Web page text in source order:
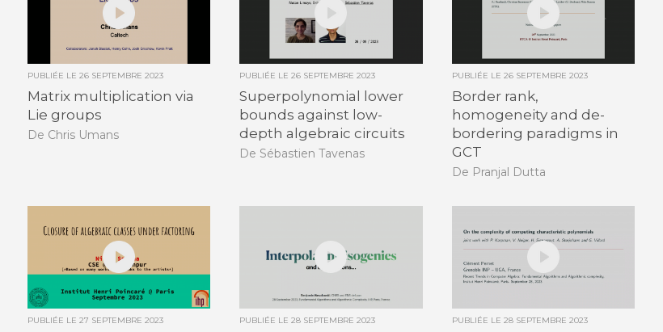
PUBLIÉE LE 26 SEPTEMBRE 2023
Matrix multiplication via
Lie groups
De Chris Umans
PUBLIÉE LE26 SEPTEMBRE 2023
Superpolynomial lower
bounds against low-
depth algebraic circuits
De Sébastien Tavenas
PUBLIÉE LE 26 SEPTEMBRE 2023
Border rank,
homogeneity and de-
bordering paradigms in
GCT
De Pranjal Dutta
PUBLIÉE LE 27 SEPTEMBRE 2023 PUBLIÉE LE28 SEPTEMBRE 2023 PUBLIÉE LE 28 SEPTEMBRE 2023